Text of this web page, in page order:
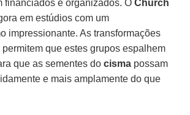
financiados e organizados. OChurch
em estúdios com um
impressionante. As transformações
permitem que estes grupos espalhem
que as sementes docisma possam
e mais amplamente do que